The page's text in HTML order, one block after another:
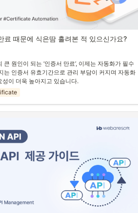
만료 때문에 식은땀 흘려
으신가요?
기획 일을 하다 보면 정말 별의별 상황을 다 겪게 됩
증서 만료”는 한 번만 겪어도 절대 잊을 수 없는 사건
할 수 없습니다.”
알람과 전화가 쏟아지고, 모니터 앞에 앉은 담당자는
며 이렇게 말합니다.
료 때문에 식은땀 흘려본 적 있으신가요?
큰 원인이 되는 ‘인증서 만료’, 이제는 자동화가 필수
는 인증서 유효기간으로 관리 부담이 커지며 자동화
성이 더욱 높아지고 있습니다.